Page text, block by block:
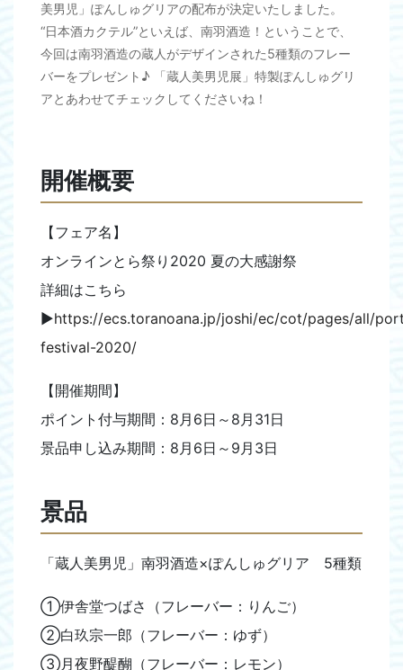
美男児」ぽんしゅグリアの配布が決定いたしました。
“日本酒カクテル”といえば、南羽酒造！ということで、
今回は南羽酒造の蔵人がデザインされた5種類のフレー
バーをプレゼント♪ 「蔵人美男児展」特製ぽんしゅグリ
アとあわせてチェックしてくださいね！
開催概要
【フェア名】
オンラインとら祭り2020 夏の大感謝祭
詳細はこちら
▶︎https://ecs.toranoana.jp/joshi/ec/cot/pages/all/
festival-2020/
【開催期間】
ポイント付与期間：8月6日～8月31日
景品申し込み期間：8月6日～9月3日
景品
「蔵人美男児」南羽酒造×ぽんしゅグリア 5種類
①伊舎堂つばさ（フレーバー：りんご）
②白玖宗一郎（フレーバー：ゆず）
③月夜野醍醐（フレーバー：レモン）